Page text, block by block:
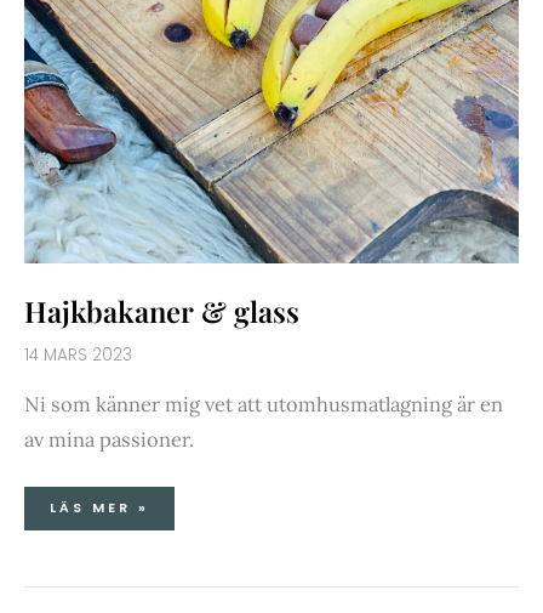
Hajkbakaner & glass
14 MARS 2023
Ni som känner mig vet att utomhusmatlagning är en
av mina passioner.
LÄS MER »